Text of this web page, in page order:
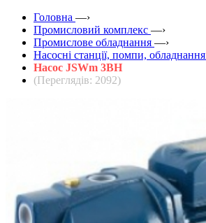
Головна —›
Промисловий комплекс —›
Промислове обладнання —›
Насосні станції, помпи, обладнання
Насос JSWm 3BH
(Переглядів: 2092)